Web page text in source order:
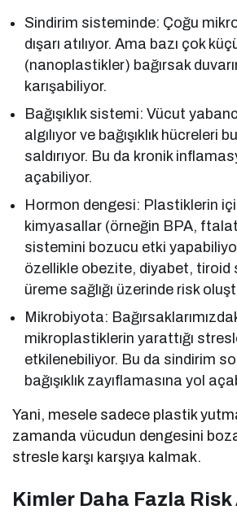
Sindirim sisteminde: Çoğu
dışarı atılıyor. Ama bazı çok
(nanoplastikler) bağırsak
karışabiliyor.
Bağışıklık sistemi: Vücut
algılıyor ve bağışıklık hücreleri
saldırıyor. Bu da kronik
açabiliyor.
Hormon dengesi: Plastiklerin
kimyasallar (örneğin BPA,
sistemini bozucu etki
özellikle obezite, diyabet, tiroid
üreme sağlığı üzerinde risk
Mikrobiyota:
mikroplastiklerin yarattığı
etkilenebiliyor. Bu da sindirim
bağışıklık zayıflamasına yol
Yani, mesele sadece plastik
zamanda vücudun dengesini
stresle karşı karşıya kalmak.
Kimler Daha Fazla Risk